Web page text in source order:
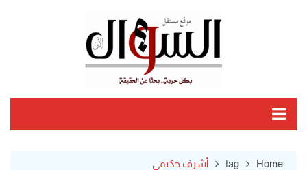
Home
tag أشرف حكيمي